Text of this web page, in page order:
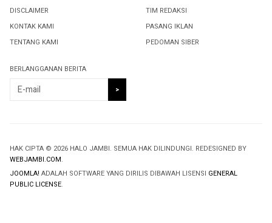
DISCLAIMER
KONTAK KAMI
TENTANG KAMI
TIM REDAKSI
PASANG IKLAN
PEDOMAN SIBER
BERLANGGANAN BERITA
HAK CIPTA © 2026 HALO JAMBI. SEMUA HAK DILINDUNGI. REDESIGNED BY
WEBJAMBI.COM.
JOOMLA! ADALAH SOFTWARE YANG DIRILIS DIBAWAH LISENSI GENERAL
PUBLIC LICENSE.